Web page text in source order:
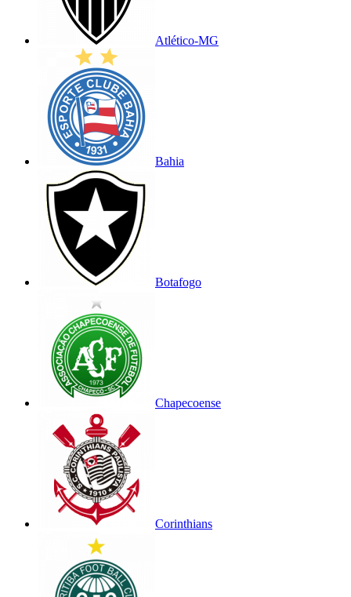
Atlético-MG
Bahia
Botafogo
Chapecoense
Corinthians